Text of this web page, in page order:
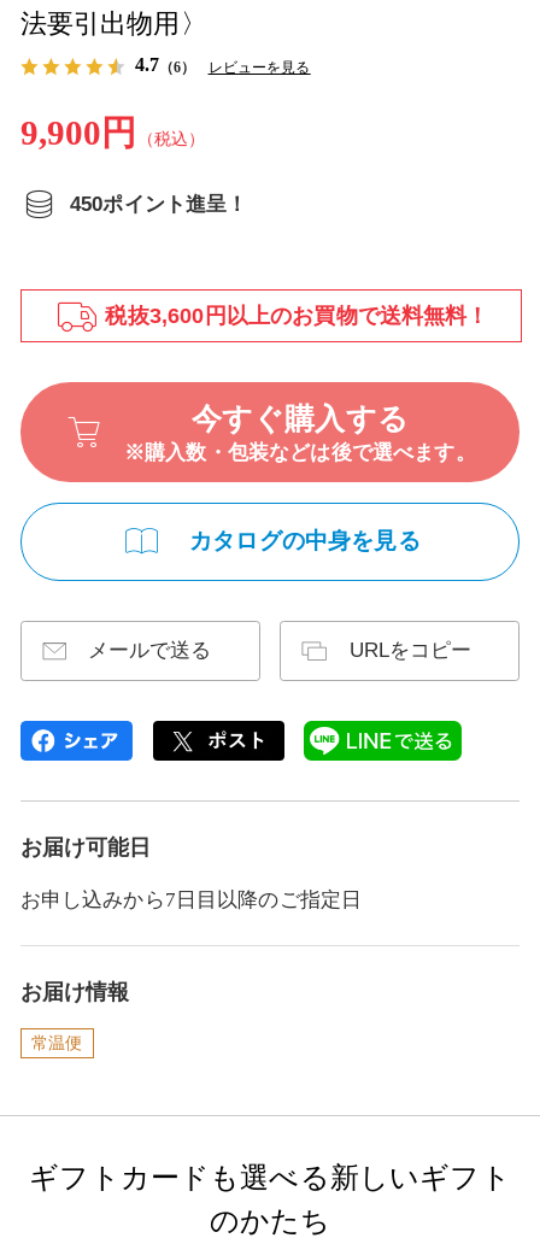
法要引出物用〉
4.7 （6） レビューを見る
9,900円 （税込）
450ポイント進呈！
税抜3,600円以上のお買物で送料無料！
今すぐ購入する
※購入数・包装などは後で選べます。
カタログの中身を見る
メールで送る URLをコピー
お届け可能日
お申し込みから7日目以降のご指定日
お届け情報
常温便
ギフトカードも選べる新しいギフト
のかたち